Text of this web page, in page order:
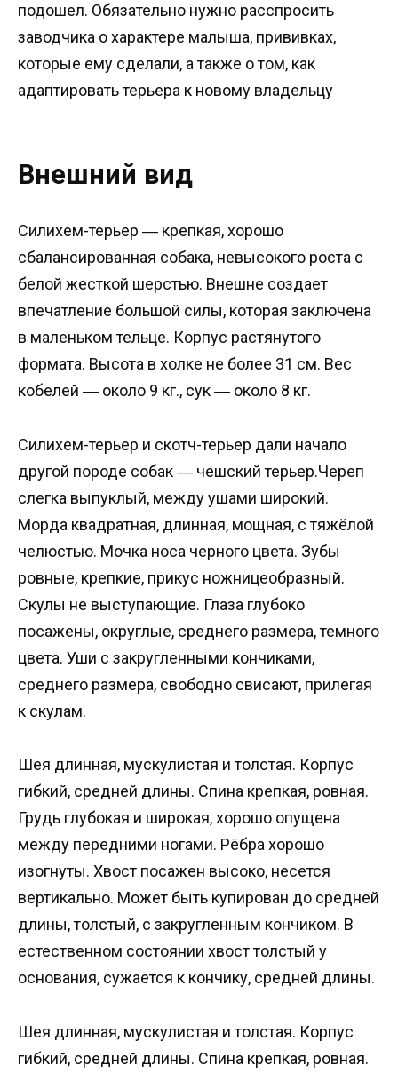
подошел. Обязательно нужно расспросить
заводчика о характере малыша, прививках,
которые ему сделали, а также о том, как
адаптировать терьера к новому владельцу
Внешний вид
Силихем-терьер ― крепкая, хорошо
сбалансированная собака, невысокого роста с
белой жесткой шерстью. Внешне создает
впечатление большой силы, которая заключена
в маленьком тельце. Корпус растянутого
формата. Высота в холке не более 31 см. Вес
кобелей ― около 9 кг., сук ― около 8 кг.
Силихем-терьер и скотч-терьер дали начало
другой породе собак ― чешский терьер.Череп
слегка выпуклый, между ушами широкий.
Морда квадратная, длинная, мощная, с тяжёлой
челюстью. Мочка носа черного цвета. Зубы
ровные, крепкие, прикус ножницеобразный.
Скулы не выступающие. Глаза глубоко
посажены, округлые, среднего размера, темного
цвета. Уши с закругленными кончиками,
среднего размера, свободно свисают, прилегая
к скулам.
Шея длинная, мускулистая и толстая. Корпус
гибкий, средней длины. Спина крепкая, ровная.
Грудь глубокая и широкая, хорошо опущена
между передними ногами. Рёбра хорошо
изогнуты. Хвост посажен высоко, несется
вертикально. Может быть купирован до средней
длины, толстый, с закругленным кончиком. В
естественном состоянии хвост толстый у
основания, сужается к кончику, средней длины.
Шея длинная, мускулистая и толстая. Корпус
гибкий, средней длины. Спина крепкая, ровная.